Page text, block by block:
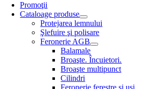
Promoţii
Cataloage produse
Protejarea lemnului
Şlefuire şi polisare
Feronerie AGB
Balamale
Broaşte. Încuietori.
Broaşte multipunct
Cilindri
Feronerie ferestre şi uşi